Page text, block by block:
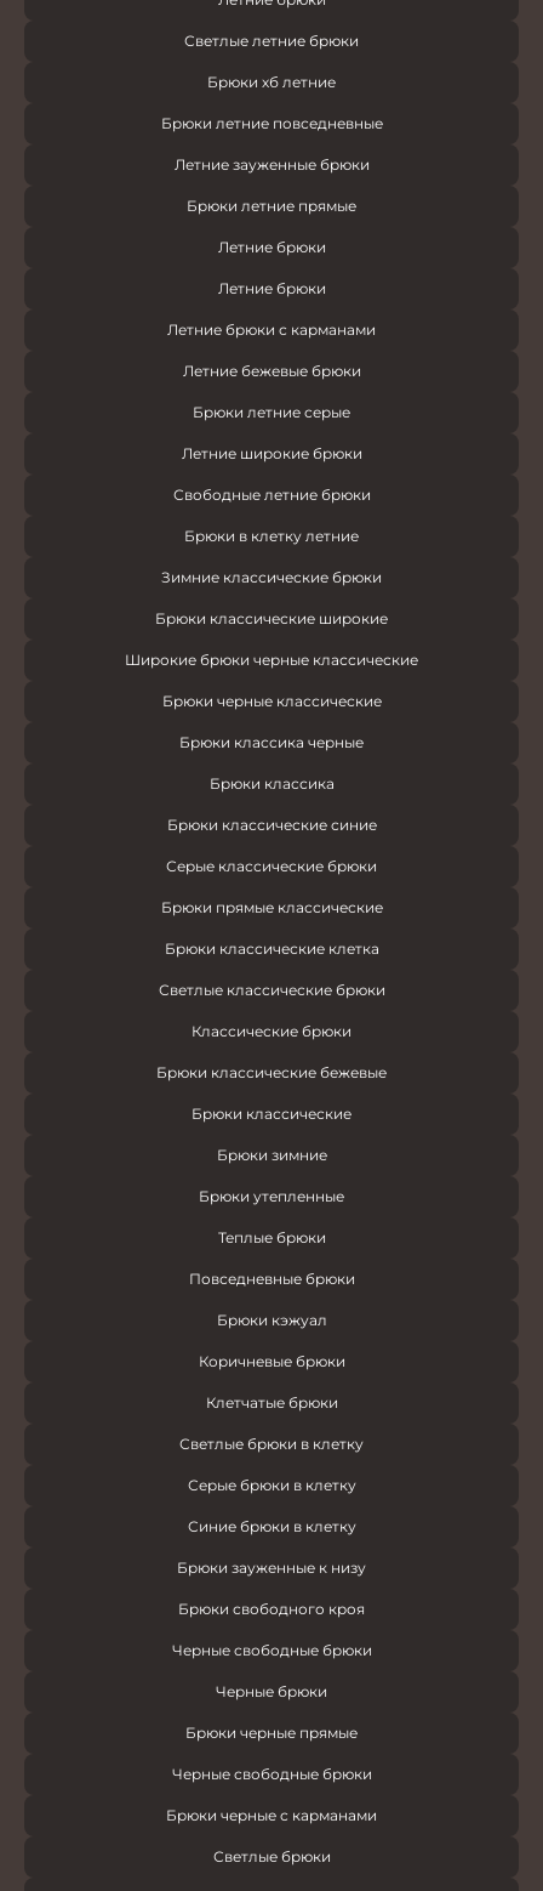
Светлые летние брюки
Брюки хб летние
Брюки летние повседневные
Летние зауженные брюки
Брюки летние прямые
Летние брюки
Летние брюки
Летние брюки с карманами
Летние бежевые брюки
Брюки летние серые
Летние широкие брюки
Свободные летние брюки
Брюки в клетку летние
Зимние классические брюки
Брюки классические широкие
Широкие брюки черные классические
Брюки черные классические
Брюки классика черные
Брюки классика
Брюки классические синие
Серые классические брюки
Брюки прямые классические
Брюки классические клетка
Светлые классические брюки
Классические брюки
Брюки классические бежевые
Брюки классические
Брюки зимние
Брюки утепленные
Теплые брюки
Повседневные брюки
Брюки кэжуал
Коричневые брюки
Клетчатые брюки
Светлые брюки в клетку
Серые брюки в клетку
Синие брюки в клетку
Брюки зауженные к низу
Брюки свободного кроя
Черные свободные брюки
Черные брюки
Брюки черные прямые
Черные свободные брюки
Брюки черные с карманами
Светлые брюки